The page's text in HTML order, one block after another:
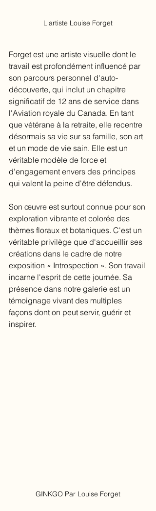
L'artiste Louise Forget
Forget est une artiste visuelle dont le
travail est profondément influencé par
son parcours personnel d'auto-
découverte, qui inclut un chapitre
significatif de 12 ans de service dans
l'Aviation royale du Canada. En tant
que vétérane à la retraite, elle recentre
désormais sa vie sur sa famille, son art
et un mode de vie sain. Elle est un
véritable modèle de force et
d'engagement envers des principes
qui valent la peine d'être défendus.
Son œuvre est surtout connue pour son
exploration vibrante et colorée des
thèmes floraux et botaniques. C'est un
véritable privilège que d'accueillir ses
créations dans le cadre de notre
exposition « Introspection ». Son travail
incarne l'esprit de cette journée. Sa
présence dans notre galerie est un
témoignage vivant des multiples
façons dont on peut servir, guérir et
inspirer.
GINKGO Par Louise Forget